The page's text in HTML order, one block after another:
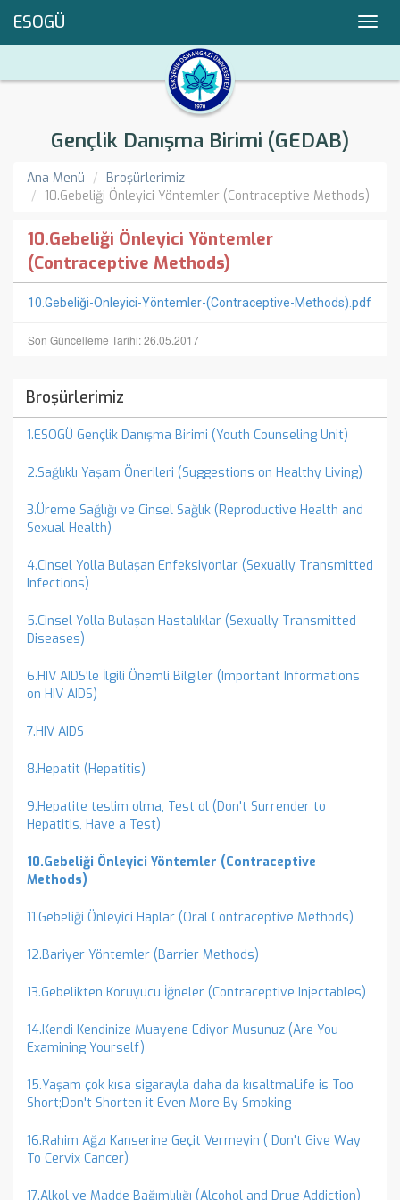
ESOGÜ
Gençlik Danışma Birimi (GEDAB)
Ana Menü
Broşürlerimiz
10.Gebeliği Önleyici Yöntemler (Contraceptive Methods)
10.Gebeliği Önleyici Yöntemler
(Contraceptive Methods)
10.Gebeliği-Önleyici-Yöntemler-(Contraceptive-Methods).pdf
Son Güncelleme Tarihi: 26.05.2017
Broşürlerimiz
1.ESOGÜ Gençlik Danışma Birimi (Youth Counseling Unit)
2.Sağlıklı Yaşam Önerileri (Suggestions on Healthy Living)
3.Üreme Sağlığı ve Cinsel Sağlık (Reproductive Health and
Sexual Health)
4.Cinsel Yolla Bulaşan Enfeksiyonlar (Sexually Transmitted
Infections)
5.Cinsel Yolla Bulaşan Hastalıklar (Sexually Transmitted
Diseases)
6.HIV AIDS'le İlgili Önemli Bilgiler (Important Informations
on HIV AIDS)
7.HIV AIDS
8.Hepatit (Hepatitis)
9.Hepatite teslim olma, Test ol (Don't Surrender to
Hepatitis, Have a Test)
10.Gebeliği Önleyici Yöntemler (Contraceptive
Methods)
11.Gebeliği Önleyici Haplar (Oral Contraceptive Methods)
12.Bariyer Yöntemler (Barrier Methods)
13.Gebelikten Koruyucu İğneler (Contraceptive Injectables)
14.Kendi Kendinize Muayene Ediyor Musunuz (Are You
Examining Yourself)
15.Yaşam çok kısa sigarayla daha da kısaltmaLife is Too
Short;Don't Shorten it Even More By Smoking
16.Rahim Ağzı Kanserine Geçit Vermeyin ( Don't Give Way
To Cervix Cancer)
17.Alkol ve Madde Bağımlılığı (Alcohol and Drug Addiction)